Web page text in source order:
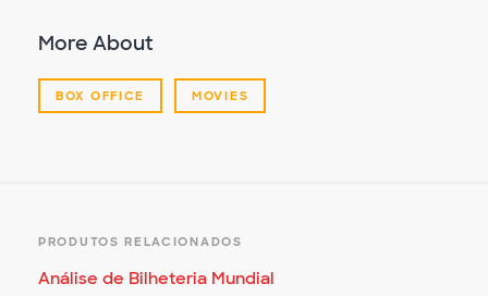
More About
BOX OFFICE MOVIES
PRODUTOS RELACIONADOS
Análise de Bilheteria Mundial